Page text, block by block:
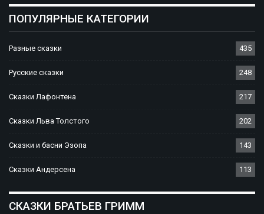
ПОПУЛЯРНЫЕ КАТЕГОРИИ
Разные сказки 435
Русские сказки 248
Сказки Лафонтена 217
Сказки Льва Толстого 202
Сказки и басни Эзопа 143
Сказки Андерсена 113
СКАЗКИ БРАТЬЕВ ГРИММ